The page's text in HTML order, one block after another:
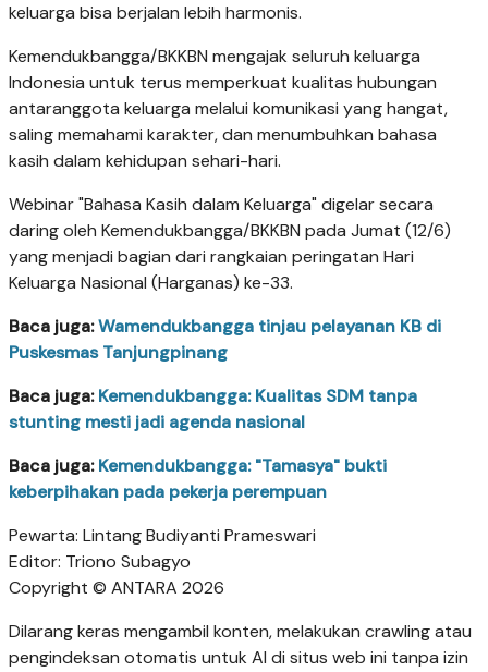
keluarga bisa berjalan lebih harmonis.
Kemendukbangga/BKKBN mengajak seluruh keluarga
Indonesia untuk terus memperkuat kualitas hubungan
antaranggota keluarga melalui komunikasi yang hangat,
saling memahami karakter, dan menumbuhkan bahasa
kasih dalam kehidupan sehari-hari.
Webinar "Bahasa Kasih dalam Keluarga" digelar secara
daring oleh Kemendukbangga/BKKBN pada Jumat (12/6)
yang menjadi bagian dari rangkaian peringatan Hari
Keluarga Nasional (Harganas) ke-33.
Baca juga:Wamendukbangga tinjau pelayanan KB di
Puskesmas Tanjungpinang
Baca juga:Kemendukbangga: Kualitas SDM tanpa
stunting mesti jadi agenda nasional
Baca juga:Kemendukbangga: "Tamasya" bukti
keberpihakan pada pekerja perempuan
Pewarta: Lintang Budiyanti Prameswari
Editor: Triono Subagyo
Copyright © ANTARA 2026
Dilarang keras mengambil konten, melakukan crawling atau
pengindeksan otomatis untuk AI di situs web ini tanpa izin